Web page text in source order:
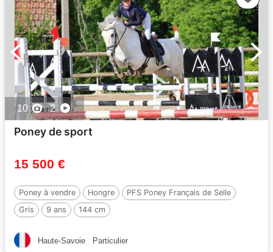
10 2
Poney de sport
15 500 €
Poney à vendre Hongre
PFS Poney Français de Selle
Gris
9 ans 144 cm
Haute-Savoie Particulier